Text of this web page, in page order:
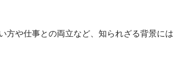
方や仕事との両立など、知られざる背景に